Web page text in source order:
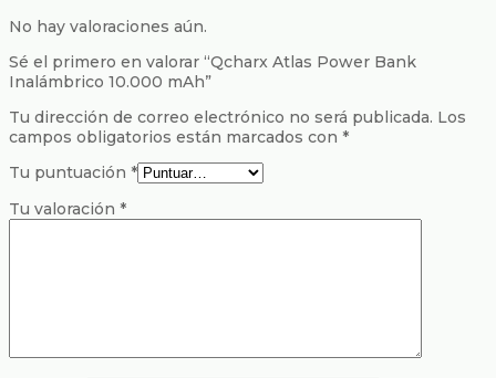
No hay valoraciones aún.
Sé el primero en valorar “Qcharx Atlas Power Bank
Inalámbrico 10.000 mAh”
Tu dirección de correo electrónico no será publicada. Los
campos obligatorios están marcados con *
Tu puntuación *
Tu valoración *